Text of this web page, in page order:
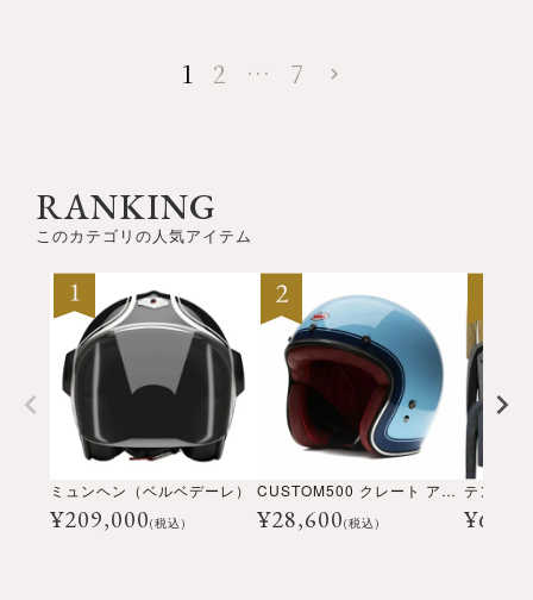
1 2 … 7
RANKING
このカテゴリの人気アイテム
ミュンヘン（ベルベデーレ）
¥209,000(税込)
CUSTOM500 クレート アイスブルー
¥28,600(税込) ¥